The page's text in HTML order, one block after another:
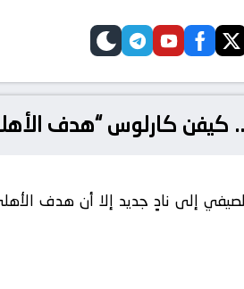
twitter
facebook
youtube
telegram
skin
كارلوس “هدف
إلى نادٍ جديد إلا أن هدف